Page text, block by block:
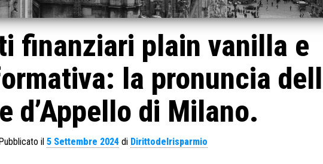
finanziari plain vanilla e
la pronuncia
d’Appello di Milano.
Pubblicato il5 Settembre 2024 di Dirittodelrisparmio